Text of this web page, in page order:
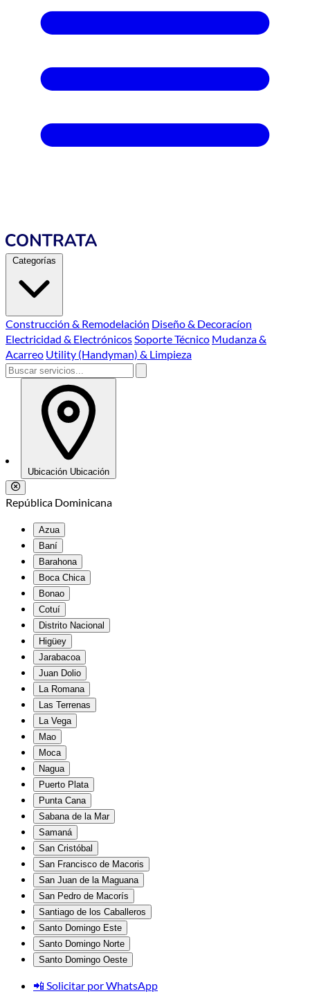
Categorías
Construcción & Remodelación Diseño & Decoracíon
Electricidad & ElectrónicosSoporte Técnico Mudanza &
Acarreo Utility (Handyman) & Limpieza
Ubicación Ubicación
República Dominicana
Azua
Baní
Barahona
Boca Chica
Bonao
Cotuí
Distrito Nacional
Higüey
Jarabacoa
Juan Dolio
La Romana
Las Terrenas
La Vega
Mao
Moca
Nagua
Puerto Plata
Punta Cana
Sabana de la Mar
Samaná
San Cristóbal
San Francisco de Macoris
San Juan de la Maguana
San Pedro de Macorís
Santiago de los Caballeros
Santo Domingo Este
Santo Domingo Norte
Santo Domingo Oeste
📲 Solicitar por WhatsApp